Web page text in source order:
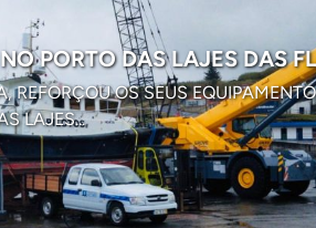
PORTO DAS LAJES DAS
REFORÇOU OS SEUS
LAJES...